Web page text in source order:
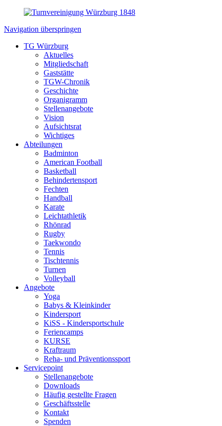
Navigation überspringen
TG Würzburg
Aktuelles
Mitgliedschaft
Gaststätte
TGW-Chronik
Geschichte
Organigramm
Stellenangebote
Vision
Aufsichtsrat
Wichtiges
Abteilungen
Badminton
American Football
Basketball
Behindertensport
Fechten
Handball
Karate
Leichtathletik
Rhönrad
Rugby
Taekwondo
Tennis
Tischtennis
Turnen
Volleyball
Angebote
Yoga
Babys & Kleinkinder
Kindersport
KiSS - Kindersportschule
Feriencamps
KURSE
Kraftraum
Reha- und Präventionssport
Servicepoint
Stellenangebote
Downloads
Häufig gestellte Fragen
Geschäftsstelle
Kontakt
Spenden